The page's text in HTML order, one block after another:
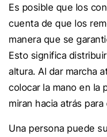
Es posible que los
cuenta de que los
manera que se
Esto significa
altura. Al dar marcha
colocar la mano en la
miran hacia atrás
Una persona puede